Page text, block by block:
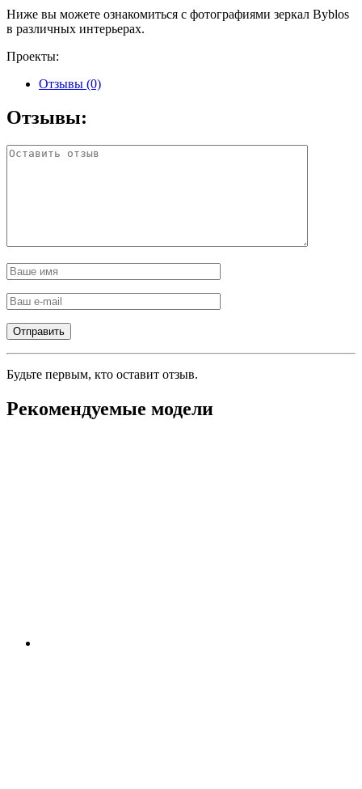
Ниже вы можете ознакомиться с фотографиями зеркал Byblos
в различных интерьерах.
Проекты:
Отзывы (0)
Отзывы:
Будьте первым, кто оставит отзыв.
Рекомендуемые модели